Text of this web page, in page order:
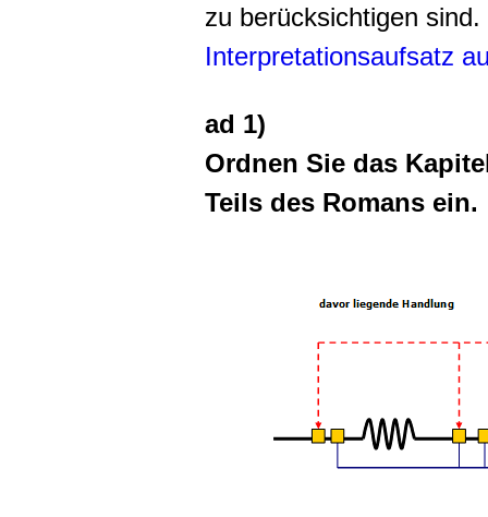
zu berücksichtigen
Interpretationsaufsatz
ad 1)
Ordnen Sie das
Teils des Romans ein.